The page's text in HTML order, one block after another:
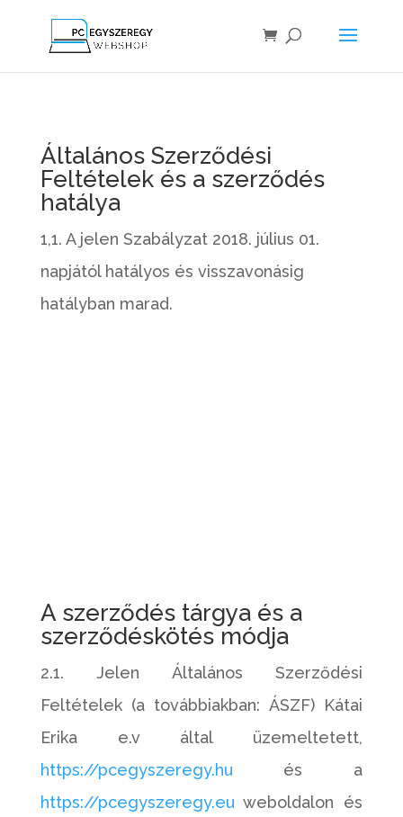
Általános Szerződési
Feltételek és a szerződés
hatálya
1,1. A jelen Szabályzat 2018. július 01.
napjától hatályos és visszavonásig
hatályban marad.
A szerződés tárgya és a
szerződéskötés módja
2.1. Jelen Általános Szerződési
Feltételek (a továbbiakban: ÁSZF) Kátai
Erika e.v által üzemeltetett,
https://pcegyszeregy.hu és a
https://pcegyszeregy.eu weboldalon és